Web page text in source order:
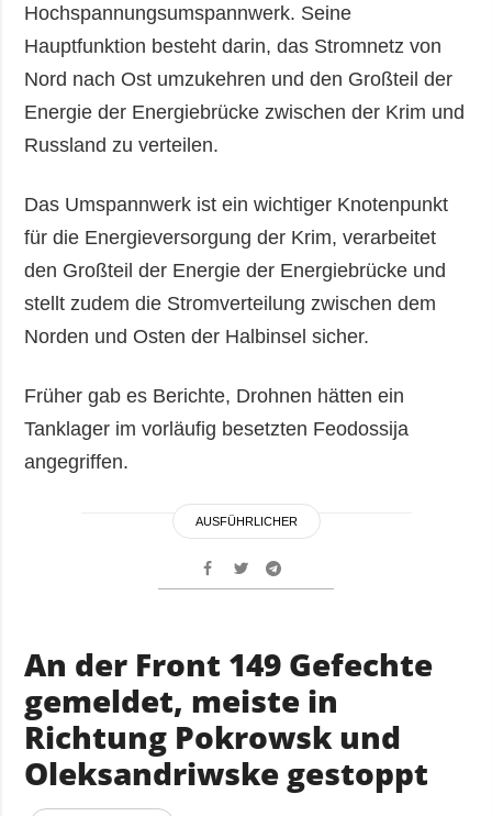
Hochspannungsumspannwerk. Seine
Hauptfunktion besteht darin, das Stromnetz von
Nord nach Ost umzukehren und den Großteil der
Energie der Energiebrücke zwischen der Krim und
Russland zu verteilen.
Das Umspannwerk ist ein wichtiger Knotenpunkt
für die Energieversorgung der Krim, verarbeitet
den Großteil der Energie der Energiebrücke und
stellt zudem die Stromverteilung zwischen dem
Norden und Osten der Halbinsel sicher.
Früher gab es Berichte, Drohnen hätten ein
Tanklager im vorläufig besetzten Feodossija
angegriffen.
AUSFÜHRLICHER
An der Front 149 Gefechte
gemeldet, meiste in
Richtung Pokrowsk und
Oleksandriwske gestoppt